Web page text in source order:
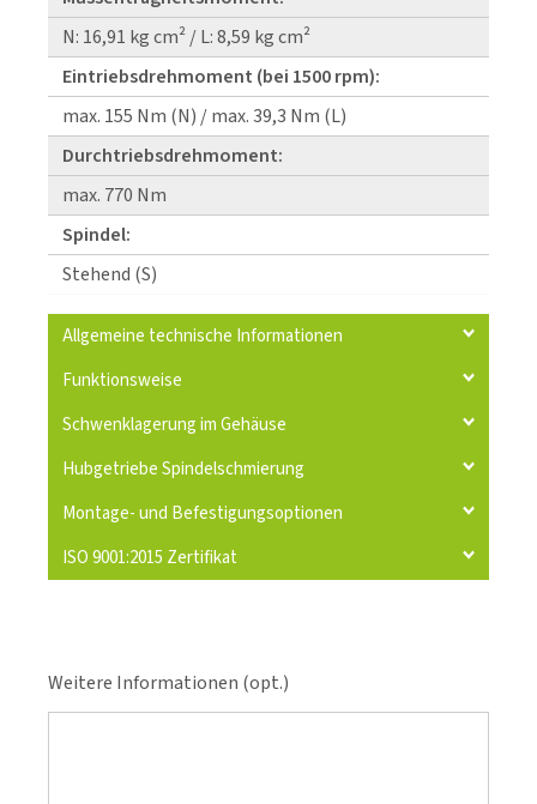
N: 16,91 kg cm² / L: 8,59 kg cm²
Eintriebsdrehmoment (bei 1500 rpm):
max. 155 Nm (N) / max. 39,3 Nm (L)
Durchtriebsdrehmoment:
max. 770 Nm
Spindel:
Stehend (S)
Allgemeine technische Informationen
Funktionsweise
Schwenklagerung im Gehäuse
Hubgetriebe Spindelschmierung
Montage- und Befestigungsoptionen
ISO 9001:2015 Zertifikat
Weitere Informationen (opt.)